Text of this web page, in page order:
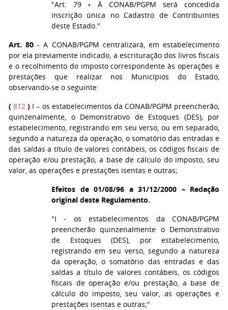
"Art. 79- À CONAB/PGPM será concedida
inscrição única no Cadastro de Contribuintes
deste Estado."
Art. 80 - A CONAB/PGPM centralizará, em estabelecimento
por ela previamente indicado, a escrituração dos livros fiscais
e o recolhimento do imposto correspondente às operações e
prestações que realizar nos Municípios do Estado,
observando-se o seguinte:
( 812 ) I – os estabelecimentos da CONAB/PGPM preencherão,
quinzenalmente, o Demonstrativo de Estoques (DES), por
estabelecimento, registrando em seu verso, ou em separado,
segundo a natureza da operação, o somatório das entradas e
das saídas a título de valores contábeis, os códigos fiscais de
operação e/ou prestação, a base de cálculo do imposto, seu
valor, as operações e prestações isentas e outras;
Efeitos de 01/08/96 a 31/12/2000 – Redação
original deste Regulamento.
"I - os estabelecimentos da CONAB/PGPM
preencherão quinzenalmente o Demonstrativo
de Estoques (DES), por estabelecimento,
registrando em seu verso, segundo a natureza
da operação, o somatório das entradas e das
saídas a título de valores contábeis, os códigos
fiscais de operação e/ou prestação, a base de
cálculo do imposto, seu valor, as operações e
prestações isentas e outras;"